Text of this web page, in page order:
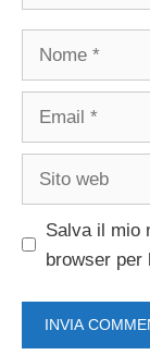
Salva il mio
browser per